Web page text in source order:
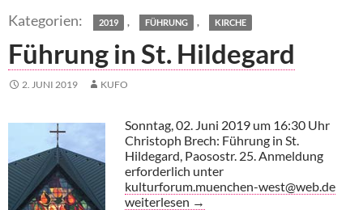
2019 , FÜHRUNG , KIRCHE
Führung in St. Hildegard
2. JUNI 2019 KUFO
Sonntag, 02. Juni 2019 um 16:30 Uhr
Christoph Brech: Führung in St.
Hildegard, Paosostr. 25. Anmeldung
erforderlich unter
kulturforum.muenchen-west@web.de
Führung in St. Hildegard
weiterlesen →